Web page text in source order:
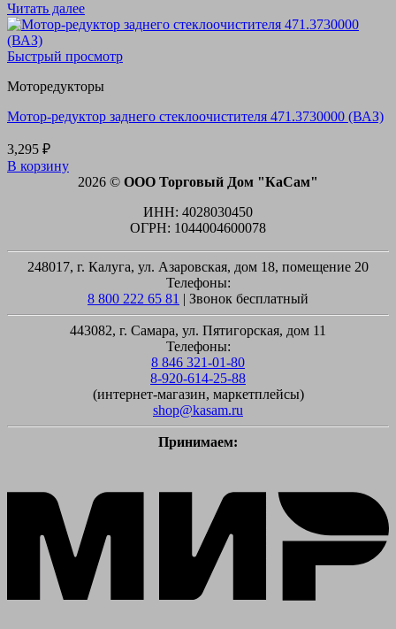
Читать далее
Быстрый просмотр
Моторедукторы
Мотор-редуктор заднего стеклоочистителя 471.3730000 (ВАЗ)
3,295 ₽
В корзину
2026 © ООО Торговый Дом "КаСам"
ИНН: 4028030450
ОГРН: 1044004600078
248017, г. Калуга, ул. Азаровская, дом 18, помещение 20
Телефоны:
8 800 222 65 81 | Звонок бесплатный
443082, г. Самара, ул. Пятигорская, дом 11
Телефоны:
8 846 321-01-80
8-920-614-25-88
(интернет-магазин, маркетплейсы)
shop@kasam.ru
Принимаем: